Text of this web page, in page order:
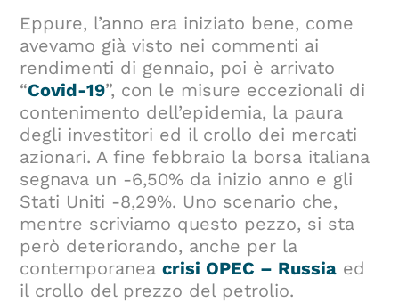
Eppure, l’anno era iniziato bene, come
avevamo già visto nei commenti ai
rendimenti di gennaio, poi è arrivato
“Covid-19”, con le misure eccezionali di
contenimento dell’epidemia, la paura
degli investitori ed il crollo dei mercati
azionari. A fine febbraio la borsa italiana
segnava un -6,50% da inizio anno e gli
Stati Uniti -8,29%. Uno scenario che,
mentre scriviamo questo pezzo, si sta
però deteriorando, anche per la
contemporaneacrisi OPEC – Russia ed
il crollo del prezzo del petrolio.